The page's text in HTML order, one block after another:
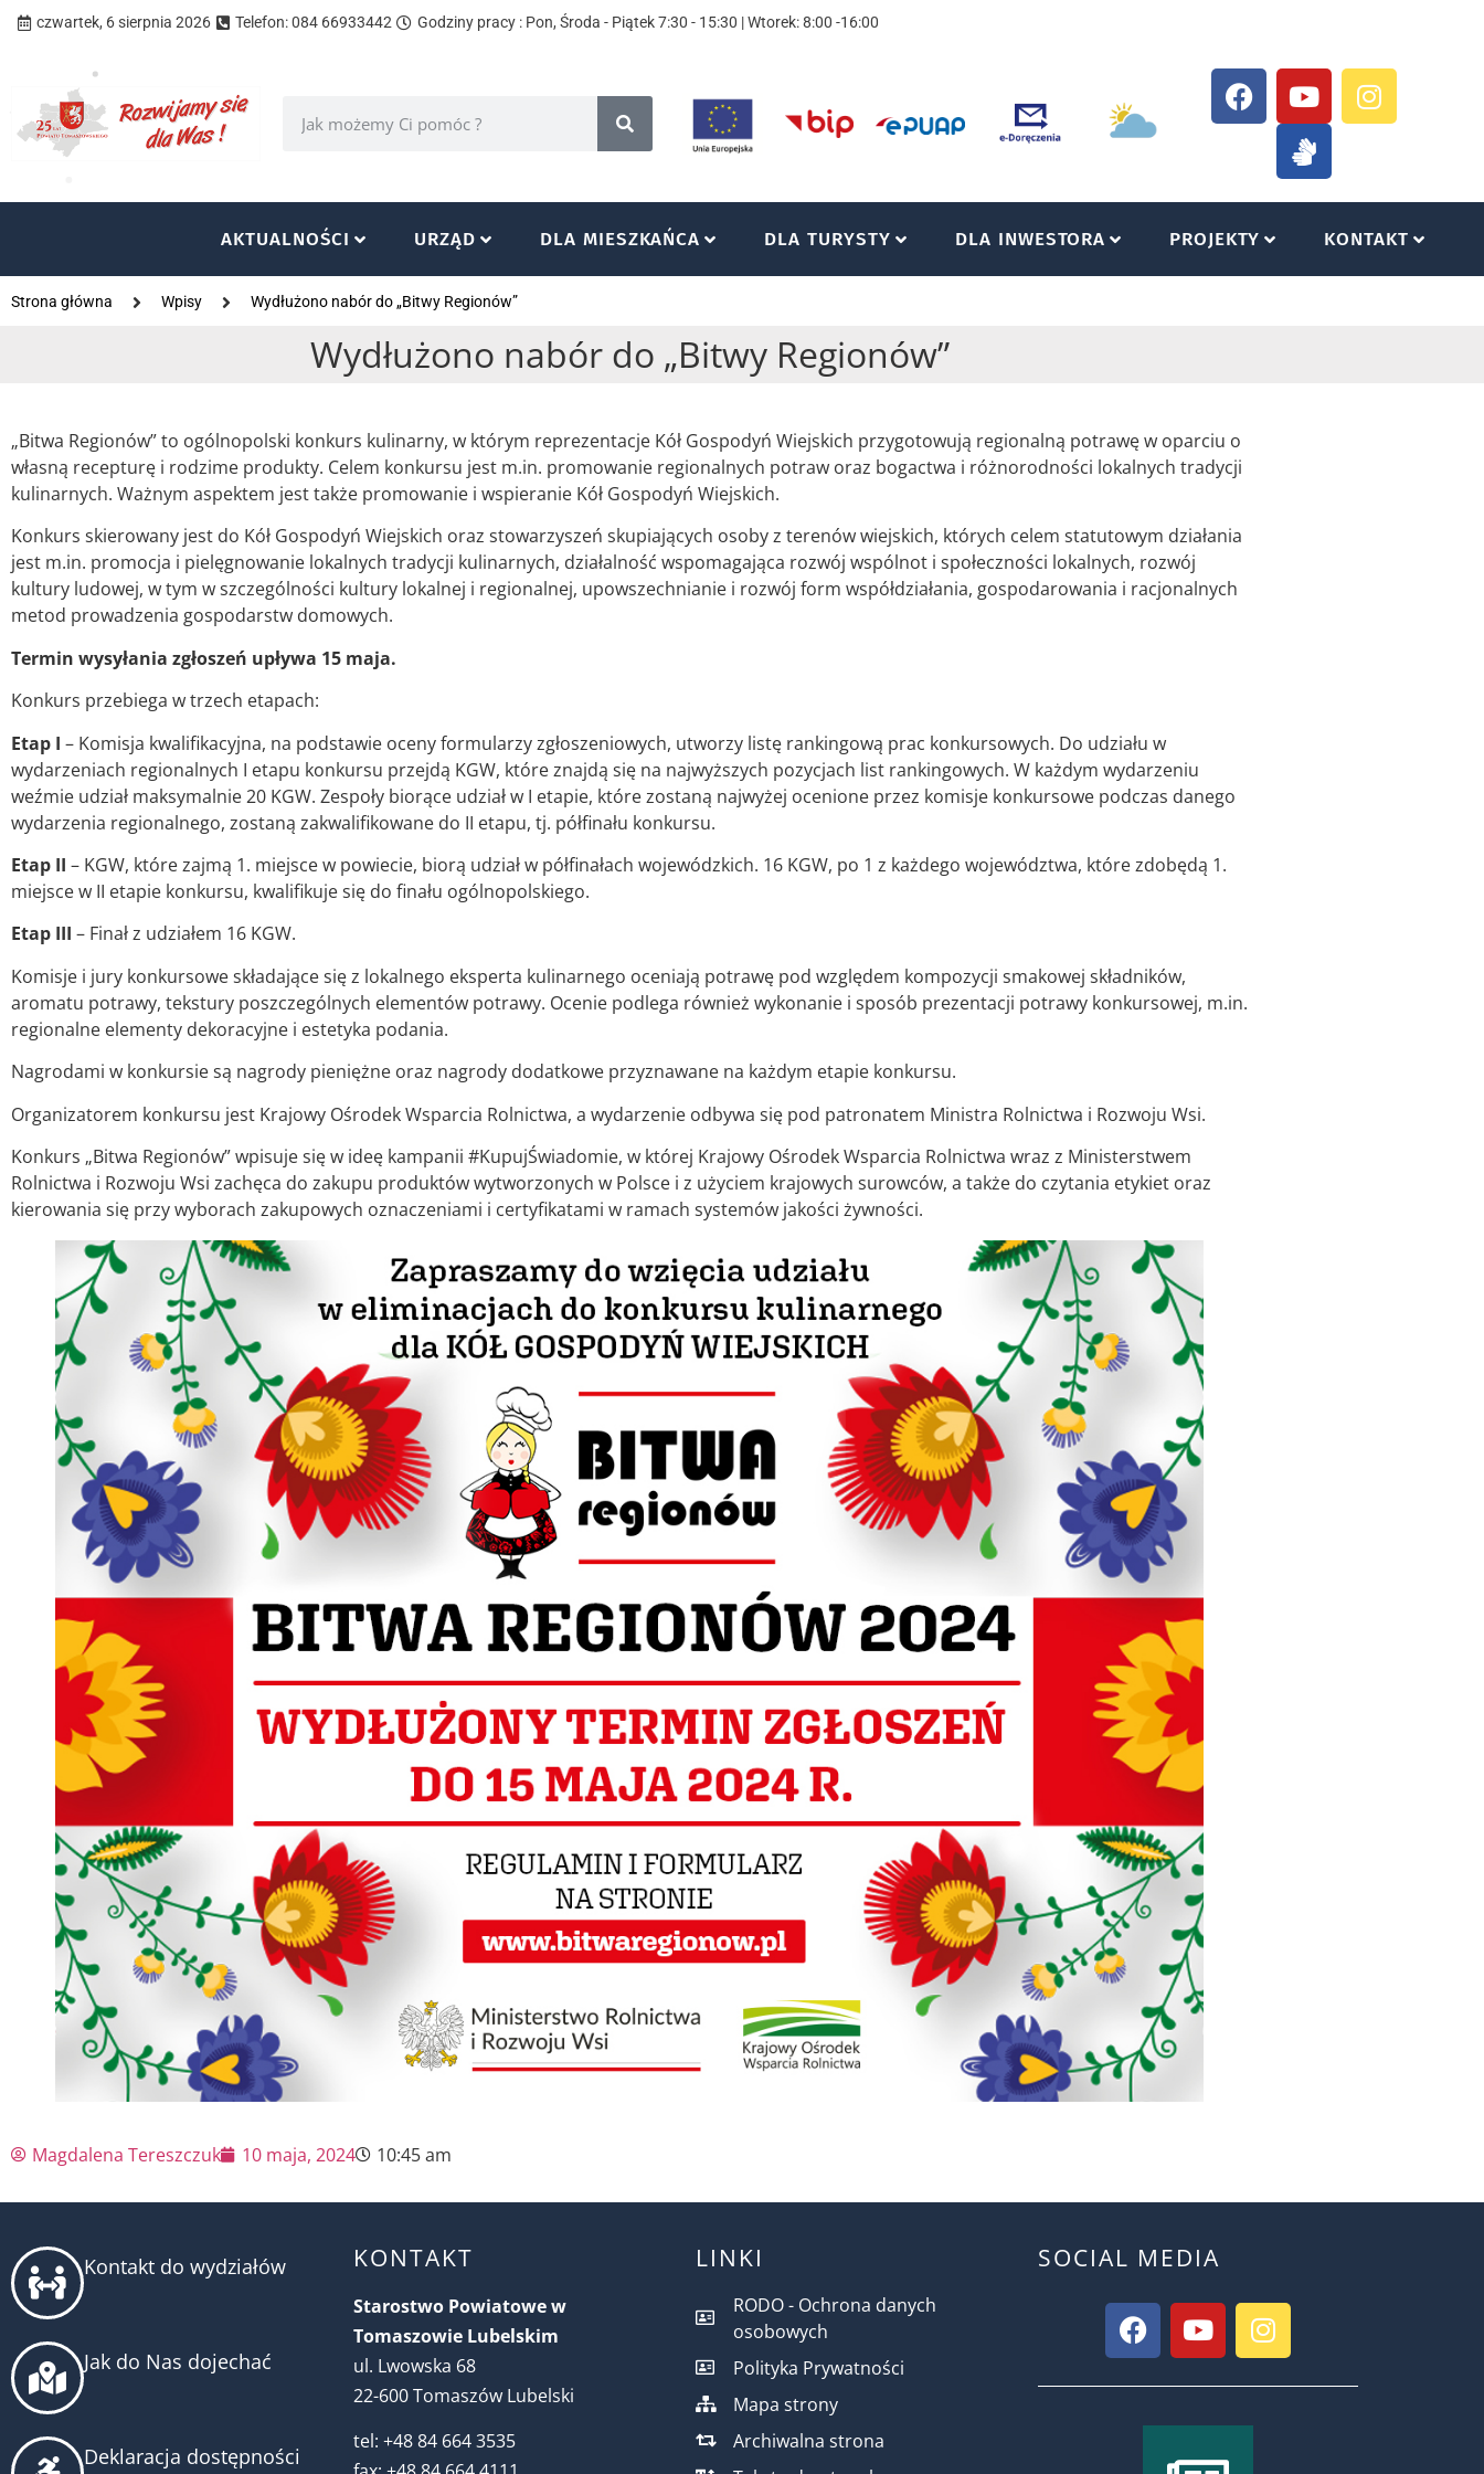
czwartek, 6 sierpnia 2026 Telefon: 084 66933442 Godziny pracy : Pon, Środa - Piątek 7:30 - 15:30 | Wtorek: 8:00 -16:00
AKTUALNOŚCI URZĄD DLA MIESZKAŃCA DLA TURYSTY DLA INWESTORA PROJEKTY KONTAKT
Strona główna Wpisy Wydłużono nabór do „Bitwy Regionów”
Wydłużono nabór do „Bitwy Regionów”
„Bitwa Regionów” to ogólnopolski konkurs kulinarny, w którym reprezentacje Kół Gospodyń Wiejskich przygotowują regionalną potrawę w oparciu o
własną recepturę i rodzime produkty. Celem konkursu jest m.in. promowanie regionalnych potraw oraz bogactwa i różnorodności lokalnych tradycji
kulinarnych. Ważnym aspektem jest także promowanie i wspieranie Kół Gospodyń Wiejskich.
Konkurs skierowany jest do Kół Gospodyń Wiejskich oraz stowarzyszeń skupiających osoby z terenów wiejskich, których celem statutowym działania
jest m.in. promocja i pielęgnowanie lokalnych tradycji kulinarnych, działalność wspomagająca rozwój wspólnot i społeczności lokalnych, rozwój
kultury ludowej, w tym w szczególności kultury lokalnej i regionalnej, upowszechnianie i rozwój form współdziałania, gospodarowania i racjonalnych
metod prowadzenia gospodarstw domowych.
Termin wysyłania zgłoszeń upływa 15 maja.
Konkurs przebiega w trzech etapach:
Etap I – Komisja kwalifikacyjna, na podstawie oceny formularzy zgłoszeniowych, utworzy listę rankingową prac konkursowych. Do udziału w
wydarzeniach regionalnych I etapu konkursu przejdą KGW, które znajdą się na najwyższych pozycjach list rankingowych. W każdym wydarzeniu
weźmie udział maksymalnie 20 KGW. Zespoły biorące udział w I etapie, które zostaną najwyżej ocenione przez komisje konkursowe podczas danego
wydarzenia regionalnego, zostaną zakwalifikowane do II etapu, tj. półfinału konkursu.
Etap II – KGW, które zajmą 1. miejsce w powiecie, biorą udział w półfinałach wojewódzkich. 16 KGW, po 1 z każdego województwa, które zdobędą 1.
miejsce w II etapie konkursu, kwalifikuje się do finału ogólnopolskiego.
Etap III – Finał z udziałem 16 KGW.
Komisje i jury konkursowe składające się z lokalnego eksperta kulinarnego oceniają potrawę pod względem kompozycji smakowej składników,
aromatu potrawy, tekstury poszczególnych elementów potrawy. Ocenie podlega również wykonanie i sposób prezentacji potrawy konkursowej, m.in.
regionalne elementy dekoracyjne i estetyka podania.
Nagrodami w konkursie są nagrody pieniężne oraz nagrody dodatkowe przyznawane na każdym etapie konkursu.
Organizatorem konkursu jest Krajowy Ośrodek Wsparcia Rolnictwa, a wydarzenie odbywa się pod patronatem Ministra Rolnictwa i Rozwoju Wsi.
Konkurs „Bitwa Regionów” wpisuje się w ideę kampanii #KupujŚwiadomie, w której Krajowy Ośrodek Wsparcia Rolnictwa wraz z Ministerstwem
Rolnictwa i Rozwoju Wsi zachęca do zakupu produktów wytworzonych w Polsce i z użyciem krajowych surowców, a także do czytania etykiet oraz
kierowania się przy wyborach zakupowych oznaczeniami i certyfikatami w ramach systemów jakości żywności.
Magdalena Tereszczuk 10 maja, 2024 10:45 am
Kontakt do wydziałów
Jak do Nas dojechać
Deklaracja dostępności
KONTAKT
Starostwo Powiatowe w
Tomaszowie Lubelskim
ul. Lwowska 68
22-600 Tomaszów Lubelski
tel: +48 84 664 3535
LINKI
RODO - Ochrona danych
osobowych
Polityka Prywatności
Mapa strony
Archiwalna strona
SOCIAL MEDIA